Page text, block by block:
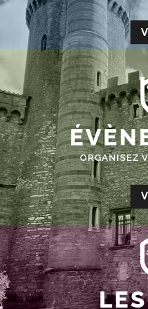
ORGANISEZ